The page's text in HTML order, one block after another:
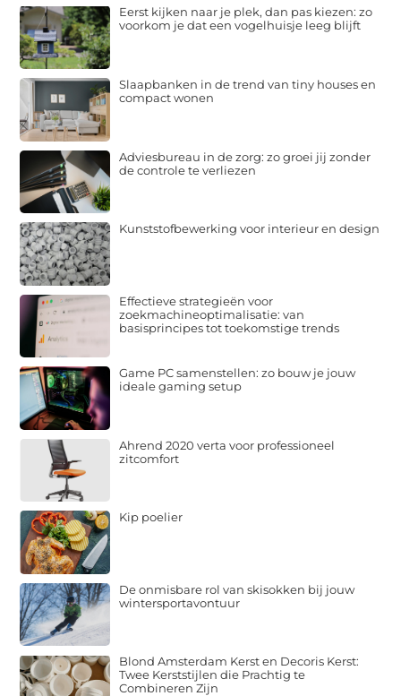
Eerst kijken naar je plek, dan pas kiezen: zo
voorkom je dat een vogelhuisje leeg blijft
Slaapbanken in de trend van tiny houses en
compact wonen
Adviesbureau in de zorg: zo groei jij zonder
de controle te verliezen
Kunststofbewerking voor interieur en design
Effectieve strategieën voor
zoekmachineoptimalisatie: van
basisprincipes tot toekomstige trends
Game PC samenstellen: zo bouw je jouw
ideale gaming setup
Ahrend 2020 verta voor professioneel
zitcomfort
Kip poelier
De onmisbare rol van skisokken bij jouw
wintersportavontuur
Blond Amsterdam Kerst en Decoris Kerst:
Twee Kerststijlen die Prachtig te
Combineren Zijn